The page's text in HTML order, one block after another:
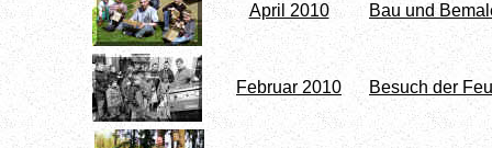
April 2010 Bau und
Februar 2010 Besuch der